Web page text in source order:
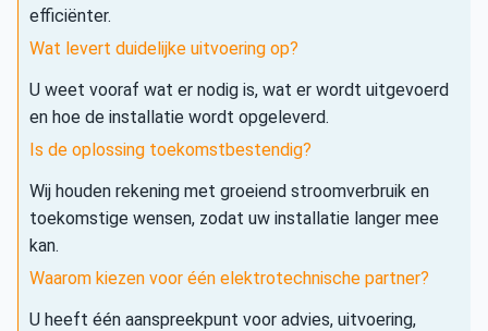
efficiënter.
Wat levert duidelijke uitvoering op?
U weet vooraf wat er nodig is, wat er wordt uitgevoerd
en hoe de installatie wordt opgeleverd.
Is de oplossing toekomstbestendig?
Wij houden rekening met groeiend stroomverbruik en
toekomstige wensen, zodat uw installatie langer mee
kan.
Waarom kiezen voor één elektrotechnische partner?
U heeft één aanspreekpunt voor advies, uitvoering,